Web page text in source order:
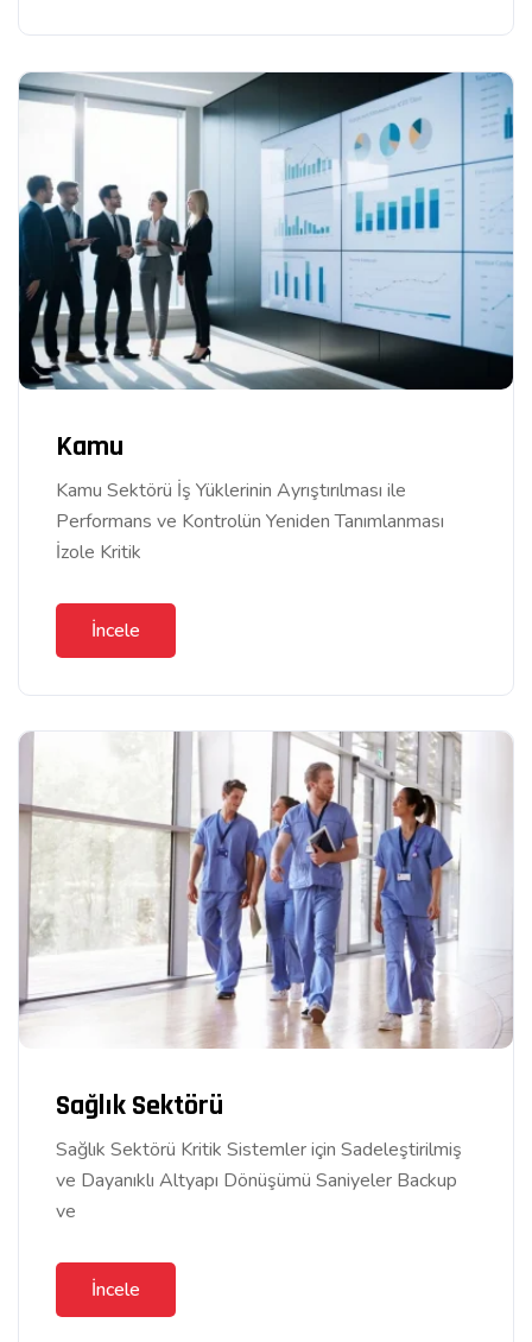
Kamu
Kamu Sektörü İş Yüklerinin Ayrıştırılması ile
Performans ve Kontrolün Yeniden Tanımlanması
İzole Kritik
İncele
Sağlık Sektörü
Sağlık Sektörü Kritik Sistemler için Sadeleştirilmiş
ve Dayanıklı Altyapı Dönüşümü Saniyeler Backup
ve
İncele